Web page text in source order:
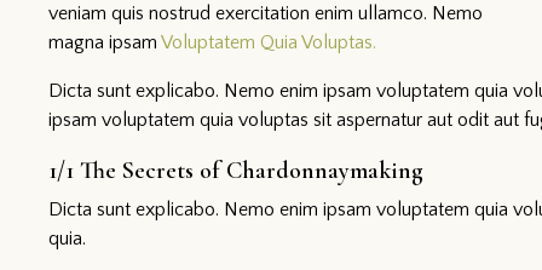
veniam quis nostrud exercitation enim ullamco. Nemo
magna ipsam Voluptatem Quia Voluptas.
Dicta sunt explicabo. Nemo enim ipsam voluptatem quia
ipsam voluptatem quia voluptas sit aspernatur aut odit aut
1/1 The Secrets of Chardonnaymaking
Dicta sunt explicabo. Nemo enim ipsam voluptatem quia
quia.